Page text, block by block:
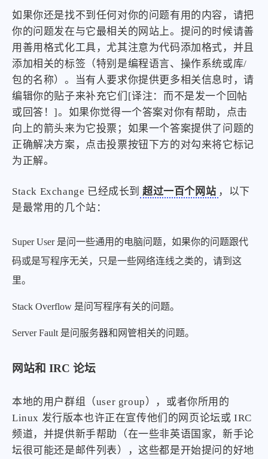
如果你还是找不到任何对你的问题有用的内容，请把
你的问题发在与它最相关的网站上。提问的时候请善
用善用格式化工具，尤其注意为代码添加格式，并且
添加相关的标签（特别是编程语言、操作系统或库/
包的名称）。当有人要求你提供更多相关信息时，请
编辑你的贴子来补充它们[译注：而不是发一个回帖
或回答！]。如果你觉得一个答案对你有帮助，点击
向上的箭头来为它投票；如果一个答案提供了问题的
正确解决方案，点击投票按钮下方的对勾来将它标记
为正解。
Stack Exchange 已经成长到 超过一百个网站 ，以下
是最常用的几个站：
Super User 是问一些通用的电脑问题，如果你的问题跟代
码或是写程序无关，只是一些网络连线之类的，请到这
里。
Stack Overflow 是问写程序有关的问题。
Server Fault 是问服务器和网管相关的问题。
网站和 IRC 论坛
本地的用户群组（user group），或者你所用的
Linux 发行版本也许正在宣传他们的网页论坛或 IRC
频道，并提供新手帮助（在一些非英语国家，新手论
坛很可能还是邮件列表），这些都是开始提问的好地